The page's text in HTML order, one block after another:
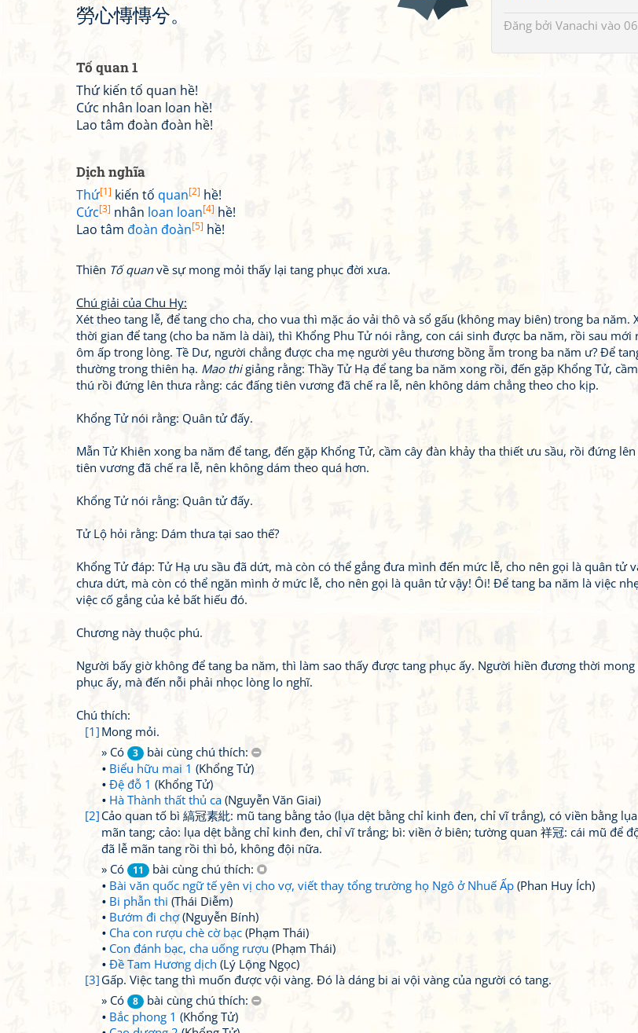
Đăng bởi Vanachi vào
勞心慱慱兮。
Tố quan 1
Thứ kiến tố quan hề!
Cức nhân loan loan hề!
Lao tâm đoàn đoàn hề!
Dịch nghĩa
Thứ[1] kiến tố quan[2] hề!
Cức[3] nhân loan loan[4] hề!
Lao tâm đoàn đoàn[5] hề!
Thiên Tố quanvề sự mong mỏi thấy lại tang phục đời xưa.
Chú giải của Chu Hy:
Xét theo tang lễ, để tang cho cha, cho vua thì mặc áo vải thô và sổ gấu (không may biên) trong ba năm.
thời gian để tang (cho ba năm là dài), thì Khổng Phu Tử nói rằng, con cái sinh được ba năm, rồi sau
ôm ấp trong lòng. Tề Dư, người chẳng được cha mẹ người yêu thương bồng ẵm trong ba năm ư? Để
thường trong thiên hạ. Mao thigiảng rằng: Thầy Tử Hạ để tang ba năm xong rồi, đến gặp Khổng Tử,
thú rồi đứng lên thưa rằng: các đấng tiên vương đã chế ra lễ, nên không dám chẳng theo cho kịp.
Khổng Tử nói rằng: Quân tử đấy.
Mẫn Tử Khiên xong ba năm để tang, đến gặp Khổng Tử, cầm cây đàn khảy tha thiết ưu sầu, rồi đứng
tiên vương đã chế ra lễ, nên không dám theo quá hơn.
Khổng Tử nói rằng: Quân tử đấy.
Tử Lộ hỏi rằng: Dám thưa tại sao thế?
Khổng Tử đáp: Tử Hạ ưu sầu đã dứt, mà còn có thể gắng đưa mình đến mức lễ, cho nên gọi là quân tử
chưa dứt, mà còn có thể ngăn mình ở mức lễ, cho nên gọi là quân tử vậy! Ôi! Để tang ba năm là việc
việc cố gắng của kẻ bất hiếu đó.
Chương này thuộc phú.
Người bấy giờ không để tang ba năm, thì làm sao thấy được tang phục ấy. Người hiền đương thời
phục ấy, mà đến nỗi phải nhọc lòng lo nghĩ.
Chú thích:
[1] Mong mỏi.
» Có
3
bài cùng chú thích:
Biểu hữu mai 1 (Khổng Tử)
Đệ đỗ 1 (Khổng Tử)
Hà Thành thất thủ ca (Nguyễn Văn Giai)
[2] Cảo quan tố bì 縞冠素紕: mũ tang bằng tảo (lụa dệt bằng chỉ kinh đen, chỉ vĩ trắng), có viền bằng
mãn tang; cảo: lụa dệt bằng chỉ kinh đen, chỉ vĩ trắng; bì: viền ở biên; tường quan 祥冠: cái mũ để
đã lễ mãn tang rồi thì bỏ, không đội nữa.
» Có
11
bài cùng chú thích:
Bài văn quốc ngữ tế yên vị cho vợ, viết thay tổng trường họ Ngô ở Nhuế Ấp (Phan Huy Ích)
Bi phẫn thi (Thái Diễm)
Bướm đi chợ(Nguyễn Bính)
Cha con rượu chè cờ bạc (Phạm Thái)
Con đánh bạc, cha uống rượu (Phạm Thái)
Đề Tam Hương dịch (Lý Lộng Ngọc)
[3] Gấp. Việc tang thì muốn được vội vàng. Đó là dáng bi ai vội vàng của người có tang.
» Có
8
bài cùng chú thích:
Bắc phong 1 (Khổng Tử)